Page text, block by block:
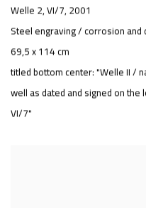
Welle 2,VI/7,2001
Steel engraving / corrosion
69,5 x 114 cm
titled bottom center: "Welle II /
well as dated and signed on
VI/7"